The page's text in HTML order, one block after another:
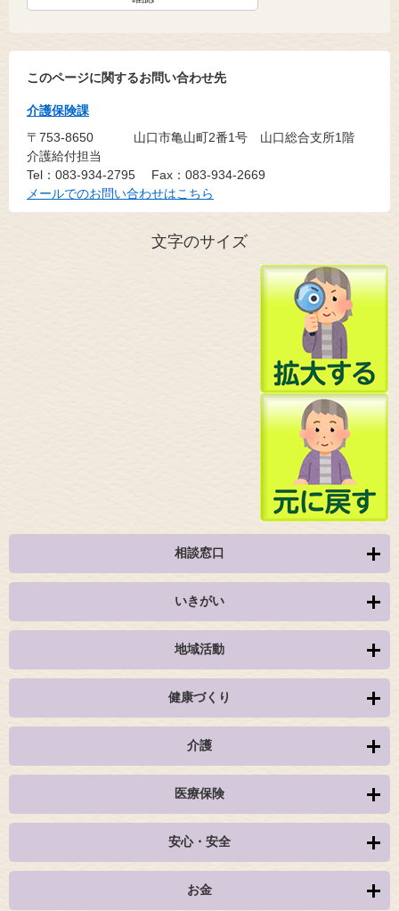
このページに関するお問い合わせ先
介護保険課
〒753-8650
山口市亀山町2番1号 山口総合支所1階
介護給付担当
Tel：083-934-2795
Fax：083-934-2669
メールでのお問い合わせはこちら
文字のサイズ
相談窓口
いきがい
地域活動
健康づくり
介護
医療保険
安心・安全
お金